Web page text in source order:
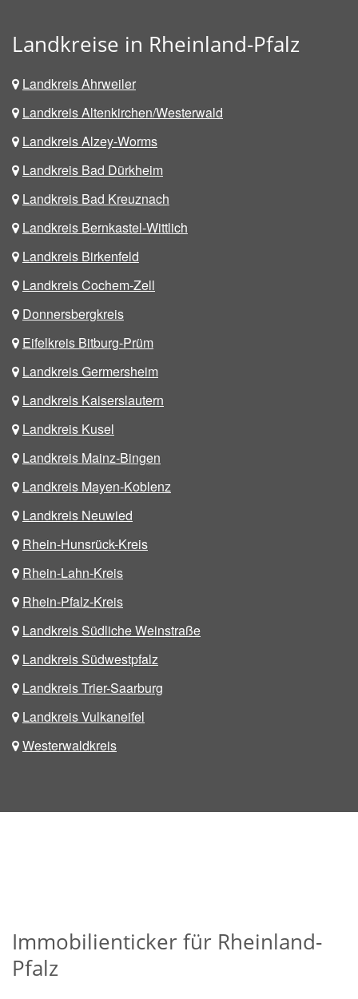
Landkreise in Rheinland-Pfalz
Landkreis Ahrweiler
Landkreis Altenkirchen/Westerwald
Landkreis Alzey-Worms
Landkreis Bad Dürkheim
Landkreis Bad Kreuznach
Landkreis Bernkastel-Wittlich
Landkreis Birkenfeld
Landkreis Cochem-Zell
Donnersbergkreis
Eifelkreis Bitburg-Prüm
Landkreis Germersheim
Landkreis Kaiserslautern
Landkreis Kusel
Landkreis Mainz-Bingen
Landkreis Mayen-Koblenz
Landkreis Neuwied
Rhein-Hunsrück-Kreis
Rhein-Lahn-Kreis
Rhein-Pfalz-Kreis
Landkreis Südliche Weinstraße
Landkreis Südwestpfalz
Landkreis Trier-Saarburg
Landkreis Vulkaneifel
Westerwaldkreis
Immobilienticker für Rheinland-
Pfalz